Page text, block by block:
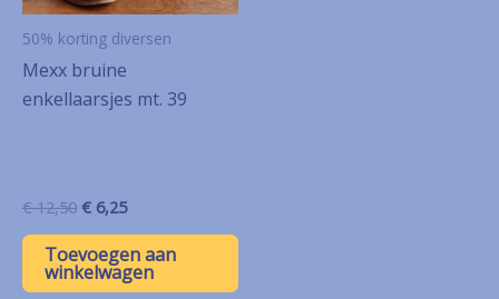
50% korting diversen
Mexx bruine
enkellaarsjes mt. 39
€12,50 Oorspronkelijke
was:
€ 12,50.
€ 6,25Huidige
is:
€ 6,25.
Toevoegen aan
winkelwagen